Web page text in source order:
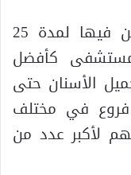
تمتد خبرة المستشفى والعاملين فيها لمدة 25
كأفضل
الأسنان حتى
في مختلف
لأكبر عدد من